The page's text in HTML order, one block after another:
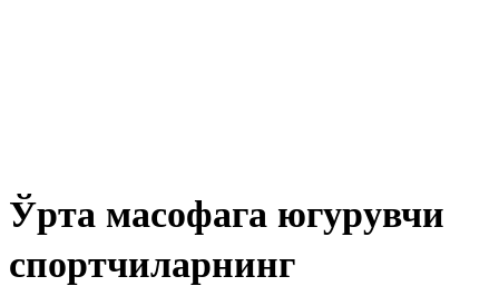
Ўрта масофага югурувчи
спортчиларнинг